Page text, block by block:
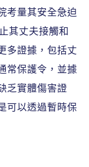
考量其安全急迫
其丈夫接觸和
多證據，包括丈
常保護令，並據
乏實體傷害證
可以透過暫時保